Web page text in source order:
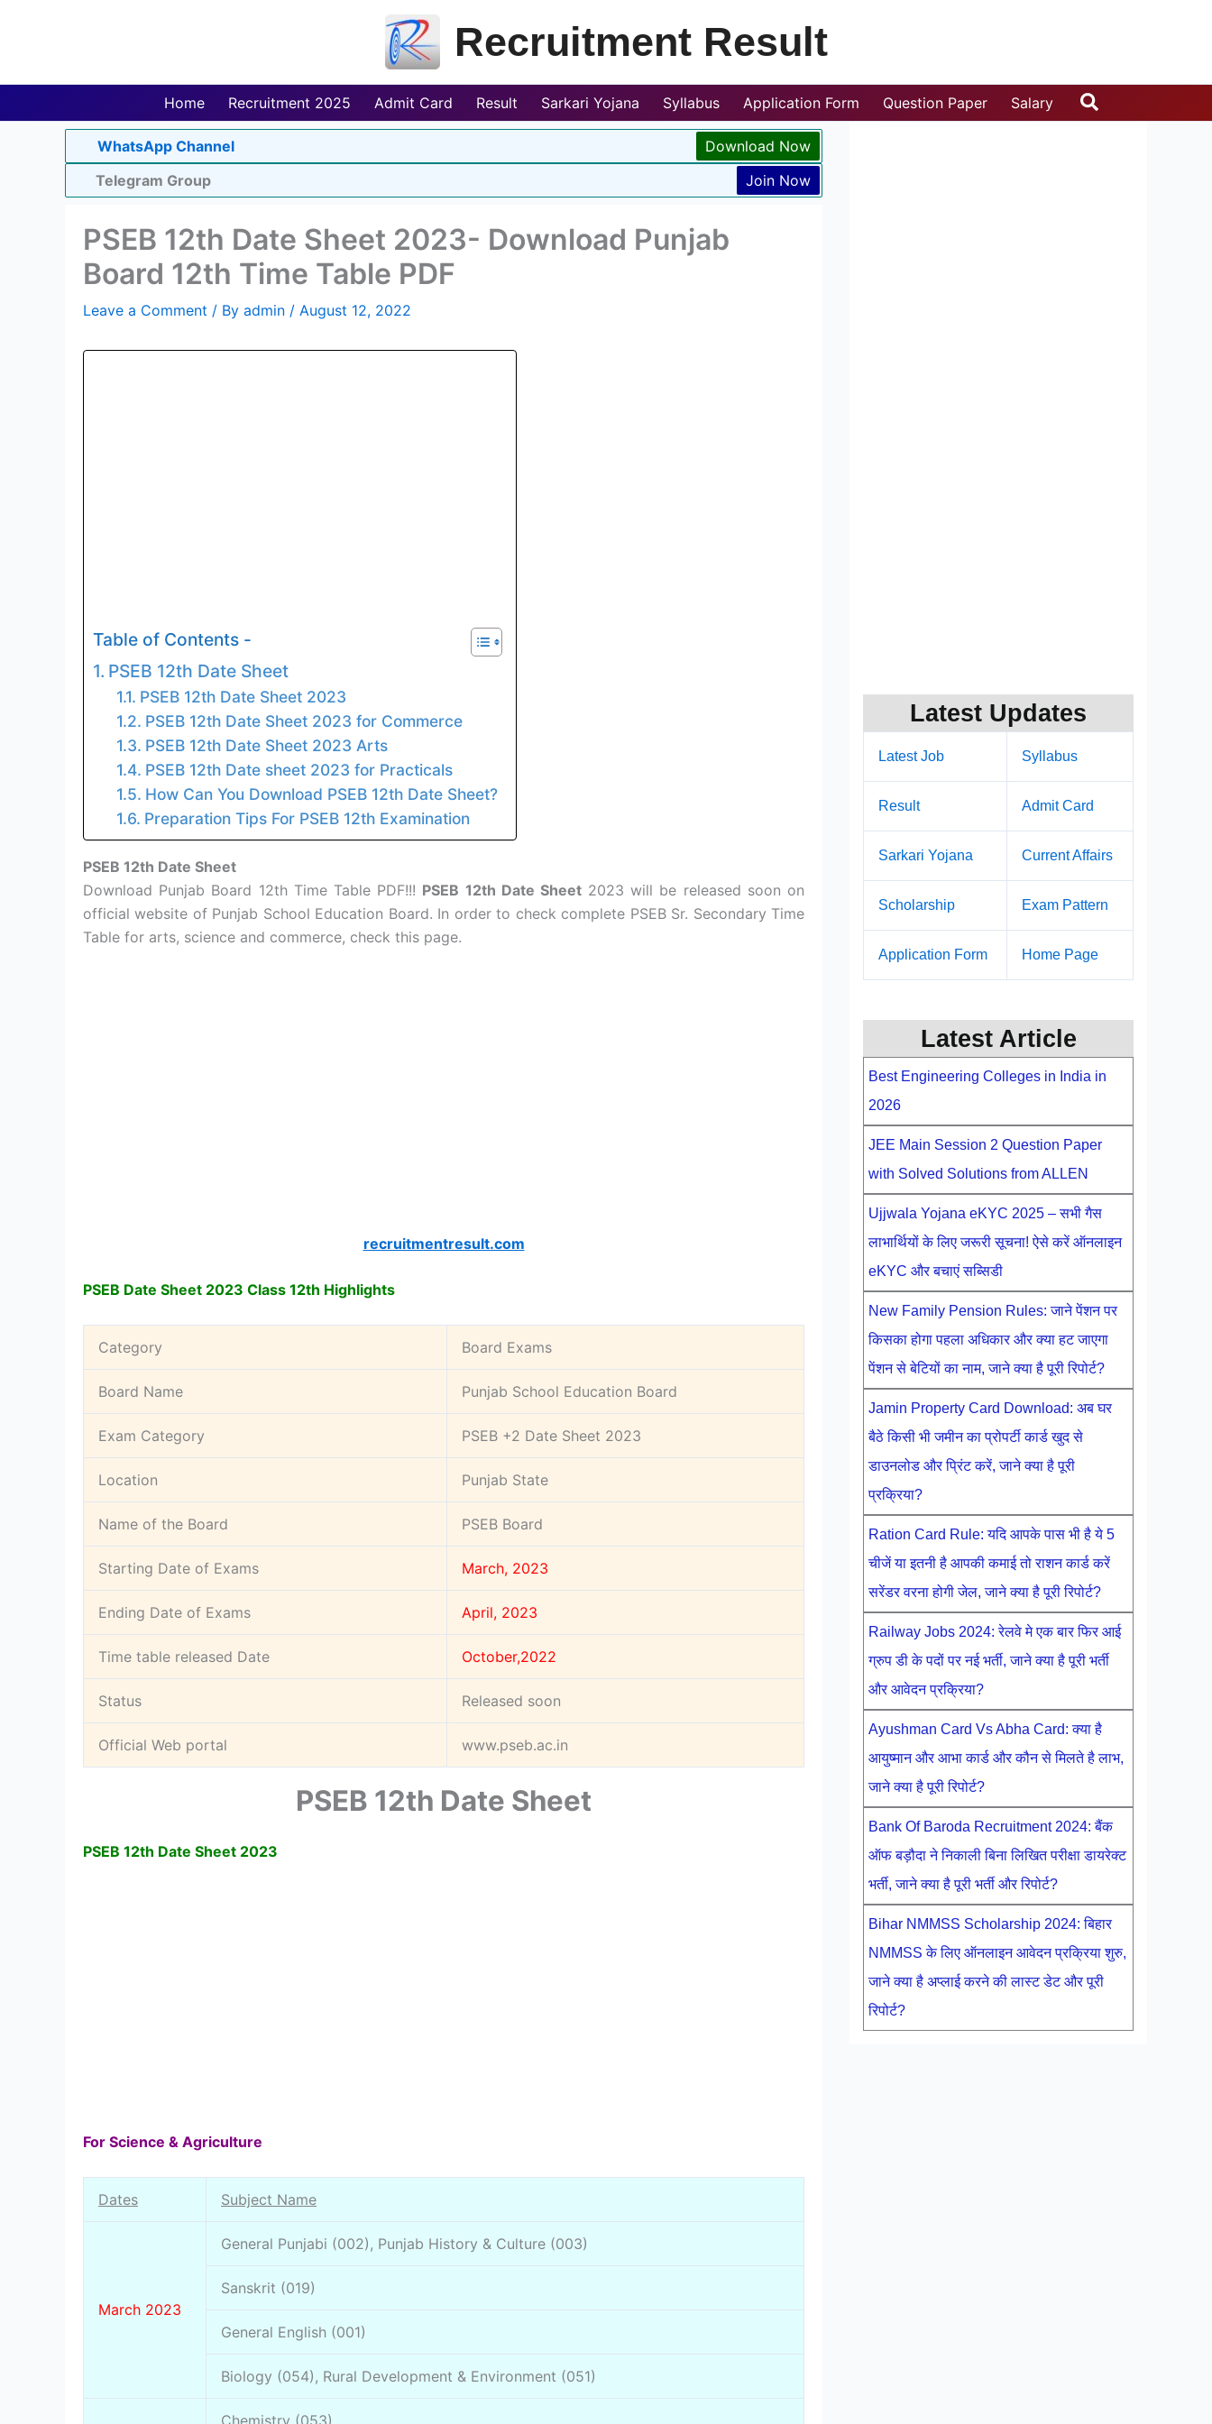
Recruitment Result
Home Recruitment 2025 Admit Card Result Sarkari Yojana Syllabus Application Form Question Paper Salary Search
WhatsApp Channel
Download Now
Telegram Group
Join Now
PSEB 12th Date Sheet 2023- Download Punjab
Board 12th Time Table PDF
Leave a Comment / By admin / August 12, 2022
Table of Contents -
PSEB 12th Date Sheet
PSEB 12th Date Sheet 2023
PSEB 12th Date Sheet 2023 for Commerce
PSEB 12th Date Sheet 2023 Arts
PSEB 12th Date sheet 2023 for Practicals
How Can You Download PSEB 12th Date Sheet?
Preparation Tips For PSEB 12th Examination
PSEB 12th Date Sheet
Download Punjab Board 12th Time Table PDF!!! PSEB 12th Date Sheet2023 will be released soon on
official website of Punjab School Education Board. In order to check complete PSEB Sr. Secondary Time
Table for arts, science and commerce, check this page.
recruitmentresult.com
PSEB Date Sheet 2023 Class 12th Highlights
Category Board Exams
Board Name Punjab School Education Board
Exam Category PSEB +2 Date Sheet 2023
Location Punjab State
Name of the Board PSEB Board
Starting Date of Exams March, 2023
Ending Date of Exams April, 2023
Time table released Date October,2022
Status Released soon
Official Web portal www.pseb.ac.in
PSEB 12th Date Sheet
PSEB 12th Date Sheet 2023
For Science & Agriculture
Dates Subject Name
March 2023
General Punjabi (002), Punjab History & Culture (003)
Sanskrit (019)
General English (001)
Biology (054), Rural Development & Environment (051)
Chemistry (053)
Latest Updates
Latest Job Syllabus
Result Admit Card
Sarkari Yojana Current Affairs
Scholarship Exam Pattern
Application Form Home Page
Latest Article
Best Engineering Colleges in India in
2026
JEE Main Session 2 Question Paper
with Solved Solutions from ALLEN
Ujjwala Yojana eKYC 2025 – सभी गैस
लाभार्थियों के लिए जरूरी सूचना! ऐसे करें ऑनलाइन
eKYC और बचाएं सब्सिडी
New Family Pension Rules: जाने पेंशन पर
किसका होगा पहला अधिकार और क्या हट जाएगा
पेंशन से बेटियों का नाम, जाने क्या है पूरी रिपोर्ट?
Jamin Property Card Download: अब घर
बैठे किसी भी जमीन का प्रोपर्टी कार्ड खुद से
डाउनलोड और प्रिंट करें, जाने क्या है पूरी
प्रक्रिया?
Ration Card Rule: यदि आपके पास भी है ये 5
चीजें या इतनी है आपकी कमाई तो राशन कार्ड करें
सरेंडर वरना होगी जेल, जाने क्या है पूरी रिपोर्ट?
Railway Jobs 2024: रेलवे मे एक बार फिर आई
ग्रुप डी के पदों पर नई भर्ती, जाने क्या है पूरी भर्ती
और आवेदन प्रक्रिया?
Ayushman Card Vs Abha Card: क्या है
आयुष्मान और आभा कार्ड और कौन से मिलते है लाभ,
जाने क्या है पूरी रिपोर्ट?
Bank Of Baroda Recruitment 2024: बैंक
ऑफ बड़ौदा ने निकाली बिना लिखित परीक्षा डायरेक्ट
भर्ती, जाने क्या है पूरी भर्ती और रिपोर्ट?
Bihar NMMSS Scholarship 2024: बिहार
NMMSS के लिए ऑनलाइन आवेदन प्रक्रिया शुरु,
जाने क्या है अप्लाई करने की लास्ट डेट और पूरी
रिपोर्ट?